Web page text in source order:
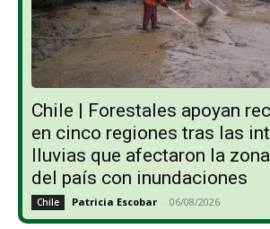
Chile | Forestales apoyan
en cinco regiones tras las
lluvias que afectaron la
del país con inundaciones
Chile Patricia Escobar - 06/08/2026